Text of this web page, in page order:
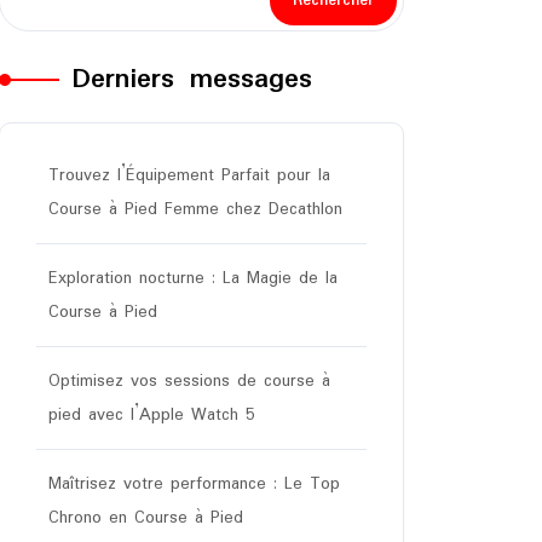
Derniers messages
Trouvez l’Équipement Parfait pour la
Course à Pied Femme chez Decathlon
Exploration nocturne : La Magie de la
Course à Pied
Optimisez vos sessions de course à
pied avec l’Apple Watch 5
Maîtrisez votre performance : Le Top
Chrono en Course à Pied